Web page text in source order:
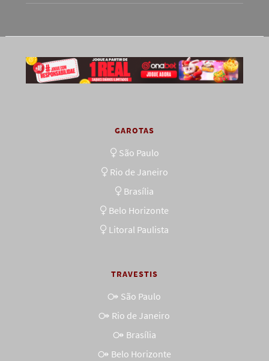
GAROTAS
São Paulo
Rio de Janeiro
Brasília
Belo Horizonte
Litoral Paulista
TRAVESTIS
São Paulo
Rio de Janeiro
Brasília
Belo Horizonte